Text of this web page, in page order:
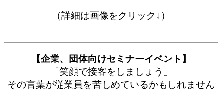
（詳細は画像をクリック↓）
【企業、団体向けセミナーイベント】
「笑顔で接客をしましょう」
その言葉が従業員を苦しめているかもしれません